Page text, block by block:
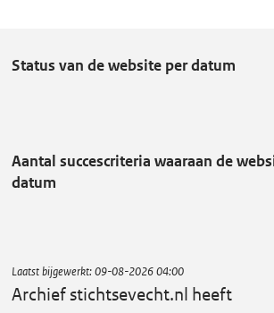
A
i
e
t
i
Status van de website per datum
Aantal succescriteria waaraan de
datum
Laatst bijgewerkt:09-08-2026 04:00
Archief stichtsevecht.nl heeft